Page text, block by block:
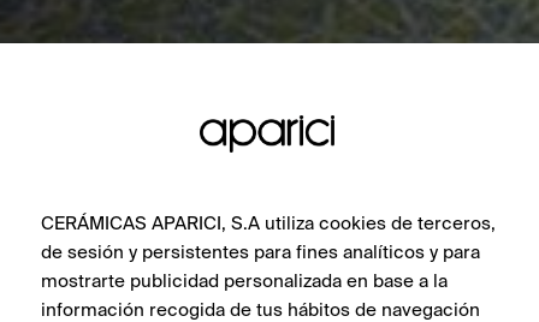
CERÁMICAS APARICI, S.A utiliza cookies de terceros,
de sesión y persistentes para fines analíticos y para
mostrarte publicidad personalizada en base a la
información recogida de tus hábitos de navegación